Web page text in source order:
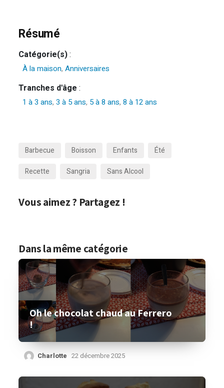
Résumé
Catégorie(s):
À la maison,Anniversaires
Tranches d'âge :
1 à 3 ans,3 à 5 ans, 5 à 8 ans,8 à 12 ans
Barbecue Boisson Enfants
Été
Recette
Sangria Sans Alcool
Vous aimez ? Partagez !
Dans la même catégorie
Oh le chocolat chaud au Ferrero
!
Charlotte 22 décembre 2025